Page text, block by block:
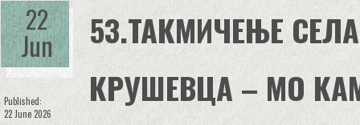
22
Jun
Published:
22 June 2026
53.ТАКМИЧЕЊЕ
КРУШЕВЦА – МО